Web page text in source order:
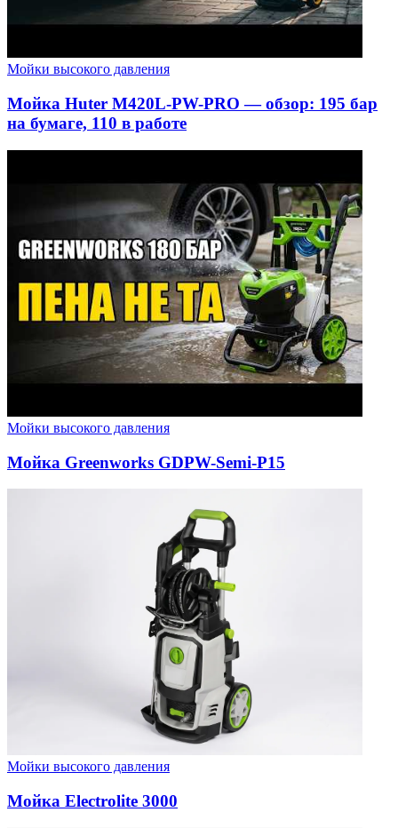
Мойки высокого давления
Мойка Huter M420L-PW-PRO — обзор: 195 бар
на бумаге, 110 в работе
Мойки высокого давления
Мойка Greenworks GDPW-Semi-P15
Мойки высокого давления
Мойка Electrolite 3000